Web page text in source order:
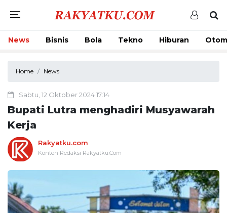
News Bisnis Bola Tekno Hiburan
Home News
Sabtu, 12 Oktober 2024 17:14
Bupati Lutra menghadiri Musyawarah
Kerja
Rakyatku.com
Konten Redaksi Rakyatku.Com